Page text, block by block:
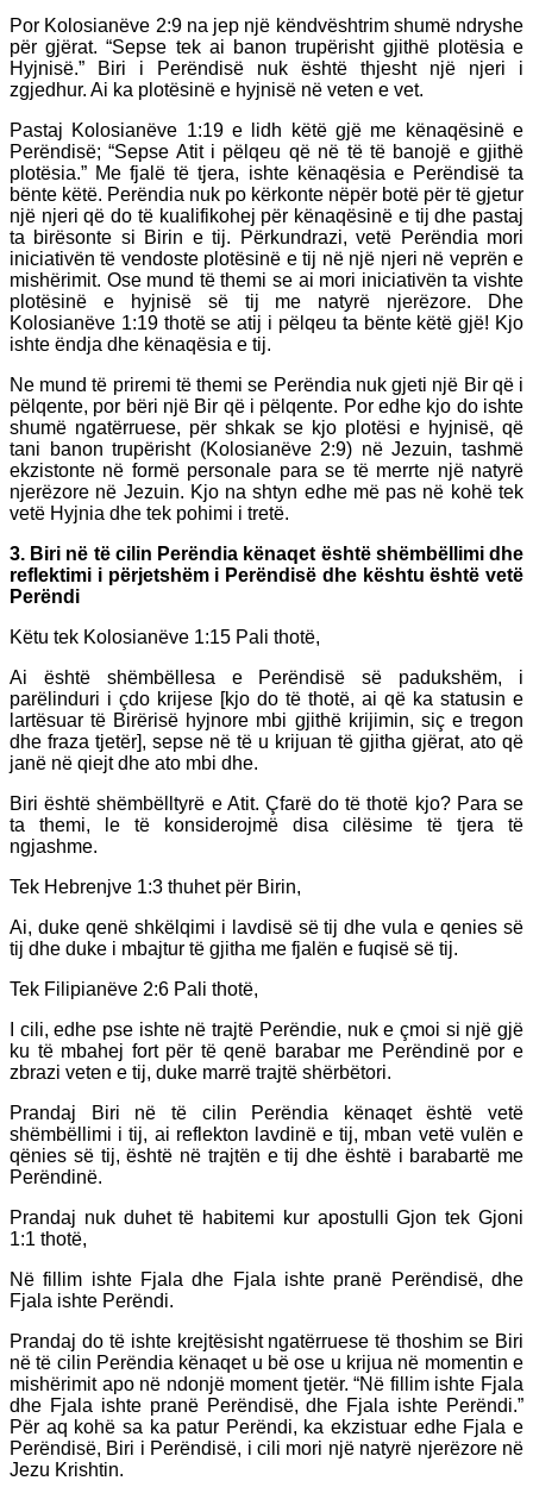
Por Kolosianëve 2:9 na jep një këndvështrim shumë ndryshe
për gjërat. “Sepse tek ai banon trupërisht gjithë plotësia e
Hyjnisë.” Biri i Perëndisë nuk është thjesht një njeri i
zgjedhur. Ai ka plotësinë e hyjnisë në veten e vet.
Pastaj Kolosianëve 1:19 e lidh këtë gjë me kënaqësinë e
Perëndisë; “Sepse Atit i pëlqeu që në të të banojë e gjithë
plotësia.” Me fjalë të tjera, ishte kënaqësia e Perëndisë ta
bënte këtë. Perëndia nuk po kërkonte nëpër botë për të gjetur
një njeri që do të kualifikohej për kënaqësinë e tij dhe pastaj
ta birësonte si Birin e tij. Përkundrazi, vetë Perëndia mori
iniciativën të vendoste plotësinë e tij në një njeri në veprën e
mishërimit. Ose mund të themi se ai mori iniciativën ta vishte
plotësinë e hyjnisë së tij me natyrë njerëzore. Dhe
Kolosianëve 1:19 thotë se atij i pëlqeu ta bënte këtë gjë! Kjo
ishte ëndja dhe kënaqësia e tij.
Ne mund të priremi të themi se Perëndia nuk gjeti një Bir që i
pëlqente, por bëri një Bir që i pëlqente. Por edhe kjo do ishte
shumë ngatërruese, për shkak se kjo plotësi e hyjnisë, që
tani banon trupërisht (Kolosianëve 2:9) në Jezuin, tashmë
ekzistonte në formë personale para se të merrte një natyrë
njerëzore në Jezuin. Kjo na shtyn edhe më pas në kohë tek
vetë Hyjnia dhe tek pohimi i tretë.
3. Biri në të cilin Perëndia kënaqet është shëmbëllimi dhe
reflektimi i përjetshëm i Perëndisë dhe kështu është vetë
Perëndi
Këtu tek Kolosianëve 1:15 Pali thotë,
Ai është shëmbëllesa e Perëndisë së padukshëm, i
parëlinduri i çdo krijese [kjo do të thotë, ai që ka statusin e
lartësuar të Birërisë hyjnore mbi gjithë krijimin, siç e tregon
dhe fraza tjetër], sepse në të u krijuan të gjitha gjërat, ato që
janë në qiejt dhe ato mbi dhe.
Biri është shëmbëlltyrë e Atit. Çfarë do të thotë kjo? Para se
ta themi, le të konsiderojmë disa cilësime të tjera të
ngjashme.
Tek Hebrenjve 1:3 thuhet për Birin,
Ai, duke qenë shkëlqimi i lavdisë së tij dhe vula e qenies së
tij dhe duke i mbajtur të gjitha me fjalën e fuqisë së tij.
Tek Filipianëve 2:6 Pali thotë,
I cili, edhe pse ishte në trajtë Perëndie, nuk e çmoi si një gjë
ku të mbahej fort për të qenë barabar me Perëndinë por e
zbrazi veten e tij, duke marrë trajtë shërbëtori.
Prandaj Biri në të cilin Perëndia kënaqet është vetë
shëmbëllimi i tij, ai reflekton lavdinë e tij, mban vetë vulën e
qënies së tij, është në trajtën e tij dhe është i barabartë me
Perëndinë.
Prandaj nuk duhet të habitemi kur apostulli Gjon tek Gjoni
1:1 thotë,
Në fillim ishte Fjala dhe Fjala ishte pranë Perëndisë, dhe
Fjala ishte Perëndi.
Prandaj do të ishte krejtësisht ngatërruese të thoshim se Biri
në të cilin Perëndia kënaqet u bë ose u krijua në momentin e
mishërimit apo në ndonjë moment tjetër. “Në fillim ishte Fjala
dhe Fjala ishte pranë Perëndisë, dhe Fjala ishte Perëndi.”
Për aq kohë sa ka patur Perëndi, ka ekzistuar edhe Fjala e
Perëndisë, Biri i Perëndisë, i cili mori një natyrë njerëzore në
Jezu Krishtin.